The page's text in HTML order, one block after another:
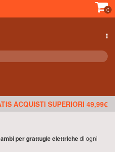
0
ACQUISTI SUPERIORI 49,99€
pergrattugie elettrichedi ogni